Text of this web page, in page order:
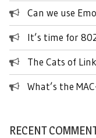
Can we use
It’s time for
The Cats of
What’s the
RECENT